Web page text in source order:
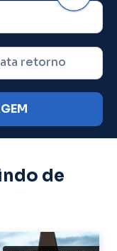
retorno
de